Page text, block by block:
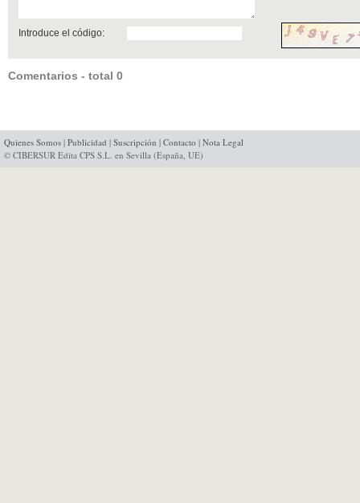
Introduce el código:
Comentarios - total 0
Quienes Somos | Publicidad | Suscripción | Contacto | Nota Legal
© CIBERSUR Edita CPS S.L. en Sevilla (España, UE)